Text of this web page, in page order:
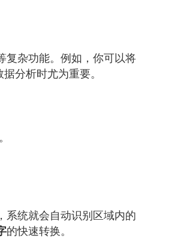
复杂功能。例如，你可以将
分析时尤为重要。
系统就会自动识别区域内的
的快速转换。